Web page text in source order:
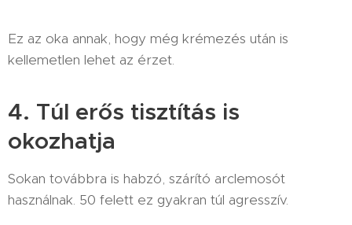
Ez az oka annak, hogy még krémezés után is
kellemetlen lehet az érzet.
4. Túl erős tisztítás is
okozhatja
Sokan továbbra is habzó, szárító arclemosót
használnak. 50 felett ez gyakran túl agresszív.